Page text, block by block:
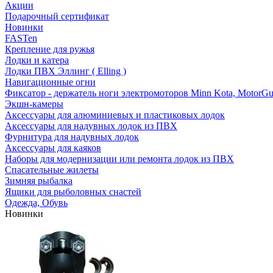
Акции
Подарочный сертификат
Новинки
FASTen
Крепление для ружья
Лодки и катера
Лодки ПВХ Эллинг ( Elling )
Навигационные огни
Фиксатор - держатель ноги электромоторов Minn Kota,
Экшн-камеры
Аксессуары для алюминиевых и пластиковых лодок
Аксессуары для надувных лодок из ПВХ
Фурнитура для надувных лодок
Аксессуары для каяков
Наборы для модернизации или ремонта лодок из ПВХ
Спасательные жилеты
Зимняя рыбалка
Ящики для рыболовных снастей
Одежда, Обувь
Новинки